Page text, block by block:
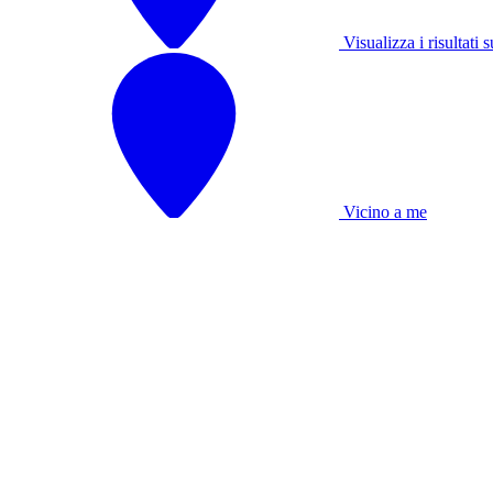
Visualizza i risultati
Vicino a me